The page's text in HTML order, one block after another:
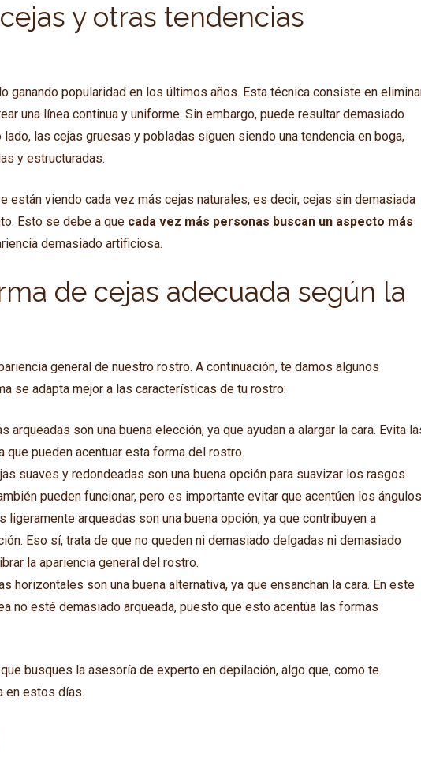
y otras tendencias
ganando popularidad en los últimos años. Esta técnica consiste en
una línea continua y uniforme. Sin embargo, puede resultar demasiado
las cejas gruesas y pobladas siguen siendo una tendencia en boga,
y estructuradas.
están viendo cada vez más cejas naturales, es decir, cejas sin demasiada
Esto se debe a que cada vez más personas buscan un aspecto más
demasiado artificiosa.
de cejas adecuada según la
general de nuestro rostro. A continuación, te damos algunos
se adapta mejor a las características de tu rostro:
arqueadas son una buena elección, ya que ayudan a alargar la cara. Evita
que pueden acentuar esta forma del rostro.
suaves y redondeadas son una buena opción para suavizar los rasgos
pueden funcionar, pero es importante evitar que acentúen los
ligeramente arqueadas son una buena opción, ya que contribuyen a
Eso sí, trata de que no queden ni demasiado delgadas ni demasiado
la apariencia general del rostro.
horizontales son una buena alternativa, ya que ensanchan la cara. En este
no esté demasiado arqueada, puesto que esto acentúa las formas
busques la asesoría de experto en depilación, algo que, como te
en estos días.